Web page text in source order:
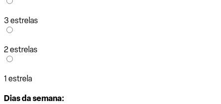
3 estrelas
2 estrelas
1 estrela
Dias da semana: